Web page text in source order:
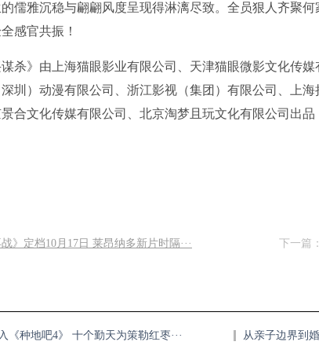
儒雅沉稳与翩翩风度呈现得淋漓尽致。全员狠人齐聚
感官共振！
杀》由上海猫眼影业有限公司、天津猫眼微影文化传
圳）动漫有限公司、浙江影视（集团）有限公司、上
合文化传媒有限公司、北京淘梦且玩文化有限公司出
战》定档10月17日 莱昂纳多新片时隔··· 下一篇：
《种地吧4》 十个勤天为策勒红枣··· 从亲子边界到